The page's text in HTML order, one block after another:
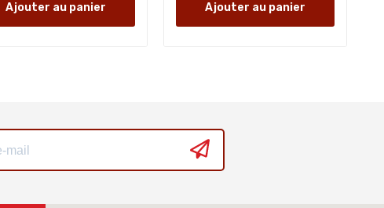
Ajouter au panier Ajouter au panier